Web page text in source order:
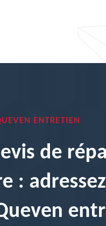
ENTRETIEN
de
: